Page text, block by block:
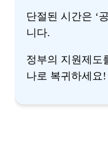
단절된 시간은 ‘
니다.
정부의 지원제도
나로 복귀하세요!